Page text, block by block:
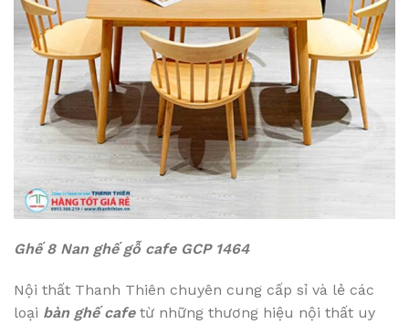
Ghế 8 Nan ghế gỗ cafe GCP 1464
Nội thất Thanh Thiên chuyên cung cấp sỉ và lẻ các
loại bàn ghế cafetừ những thương hiệu nội thất uy